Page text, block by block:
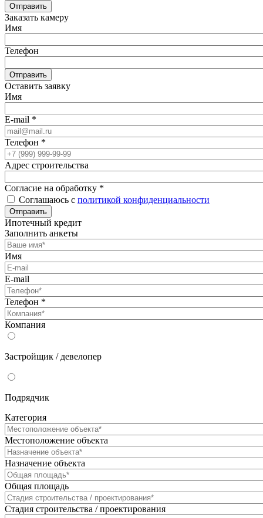
Отправить
Заказать камеру
Имя
Телефон
Отправить
Оставить заявку
Имя
E-mail *
Телефон *
Адрес строительства
Согласие на обработку *
Соглашаюсь с политикой конфиденциальности
Отправить
Ипотечный кредит
Заполнить анкеты
Имя
E-mail
Телефон *
Компания
Застройщик / девелопер
Подрядчик
Категория
Местоположение объекта
Назначение объекта
Общая площадь
Стадия строительства / проектирования